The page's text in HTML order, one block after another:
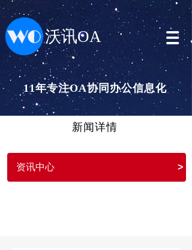
沃讯OA
11年专注OA协同办公信息化
新闻详情
资讯中心 >